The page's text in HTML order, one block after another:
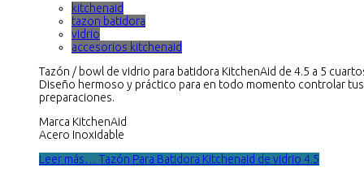
kitchenaid
tazon batidora
vidrio
accesorios kitchenaid
Tazón / bowl de vidrio para batidora KitchenAid de 4.5 a 5
Diseño hermoso y práctico para en todo momento controlar tus
preparaciones.
Marca KitchenAid
Acero Inoxidable
Leer más… Tazón Para Batidora Kitchenaid de vidrio 4.5